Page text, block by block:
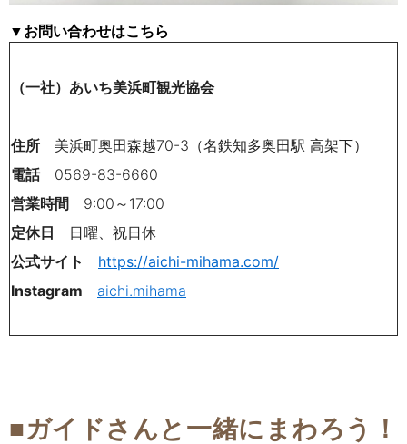
▼ お問い合わせはこちら
（一社）あいち美浜町観光協会
住所
美浜町奥田森越70-3（名鉄知多奥田駅 高架下）
電話0569-83-6660
営業時間
9:00～17:00
定休日
日曜、祝日休
公式サイト https://aichi-mihama.com/
Instagram aichi.mihama
■ガイドさんと一緒にまわろう！